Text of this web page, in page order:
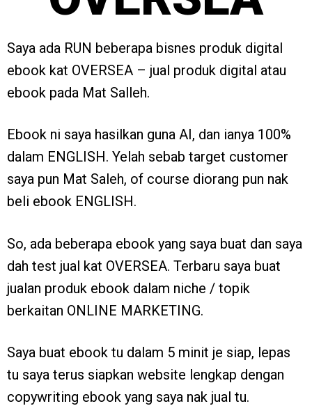
Saya ada RUN beberapa bisnes produk digital
ebook kat OVERSEA – jual produk digital atau
ebook pada Mat Salleh.
Ebook ni saya hasilkan guna AI, dan ianya 100%
dalam ENGLISH. Yelah sebab target customer
saya pun Mat Saleh, of course diorang pun nak
beli ebook ENGLISH.
So, ada beberapa ebook yang saya buat dan saya
dah test jual kat OVERSEA. Terbaru saya buat
jualan produk ebook dalam niche / topik
berkaitan ONLINE MARKETING.
Saya buat ebook tu dalam 5 minit je siap, lepas
tu saya terus siapkan website lengkap dengan
copywriting ebook yang saya nak jual tu.